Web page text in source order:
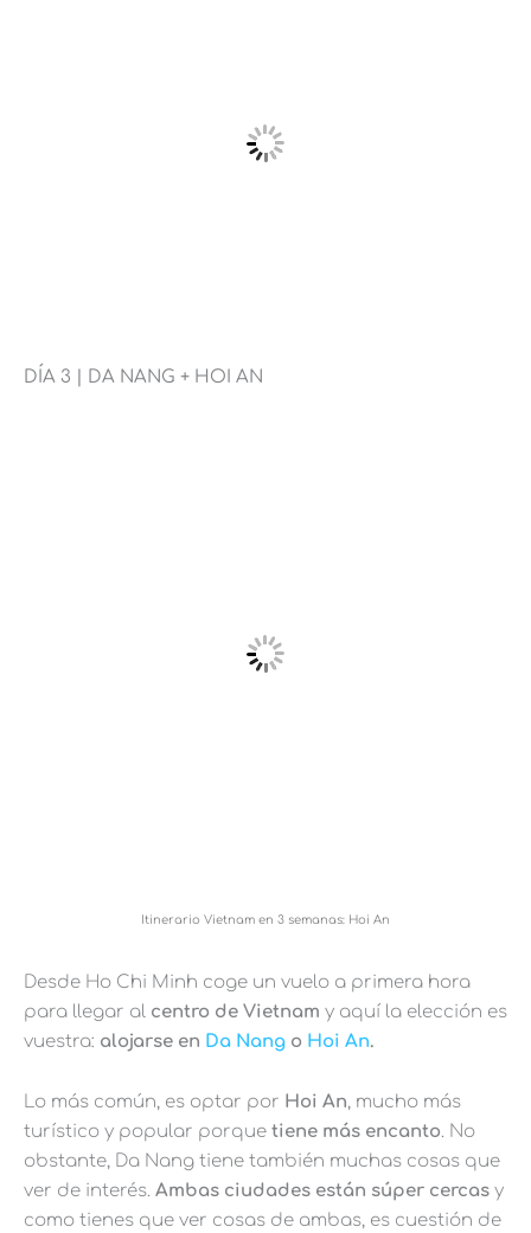
DÍA 3 | DA NANG + HOI AN
Itinerario Vietnam en 3 semanas: Hoi An
Desde Ho Chi Minh coge un vuelo a primera hora
para llegar al centro de Vietnam y aquí la elección es
vuestra: alojarse en Da Nang o Hoi An.
Lo más común, es optar por Hoi An, mucho más
turístico y popular porque tiene más encanto. No
obstante, Da Nang tiene también muchas cosas que
ver de interés. Ambas ciudades están súper cercas y
como tienes que ver cosas de ambas, es cuestión de